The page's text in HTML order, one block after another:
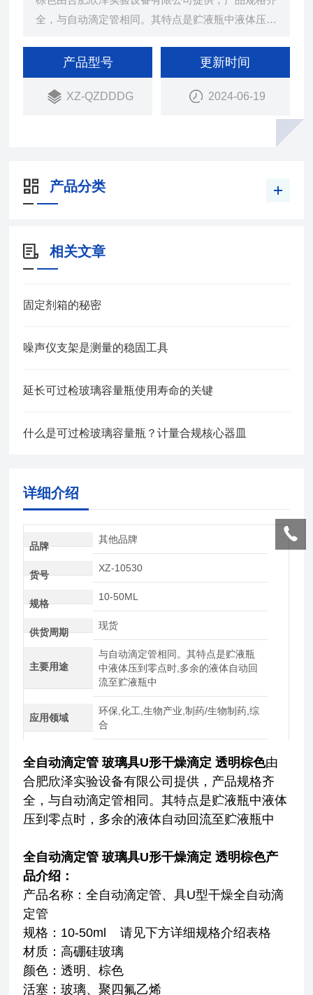
全，与自动滴定管相同。其特点是贮液瓶中液体压到
产品型号
XZ-QZDDDG
更新时间
2024-06-19
产品分类
相关文章
固定剂箱的秘密
噪声仪支架是测量的稳固工具
延长可过检玻璃容量瓶使用寿命的关键
什么是可过检玻璃容量瓶？计量合规核心器皿
详细介绍
品牌
其他品牌
货号
XZ-10530
规格
10-50ML
供货周期
现货
主要用途
与自动滴定管相同。其特点是贮液瓶
中液体压到零点时,多余的液体自动回
流至贮液瓶中
应用领域
环保,化工,生物产业,制药/生物制药,综
合
全自动滴定管 玻璃具U形干燥滴定 透明棕色由
合肥欣泽实验设备有限公司提供，产品规格齐
全，与自动滴定管相同。其特点是贮液瓶中液体
压到零点时，多余的液体自动回流至贮液瓶中
全自动滴定管 玻璃具U形干燥滴定 透明棕色产
品介绍：
产品名称：全自动滴定管、具U型干燥全自动滴
定管
规格：10-50ml 请见下方详细规格介绍表格
材质：高硼硅玻璃
颜色：透明、棕色
活塞：玻璃、聚四氟乙烯